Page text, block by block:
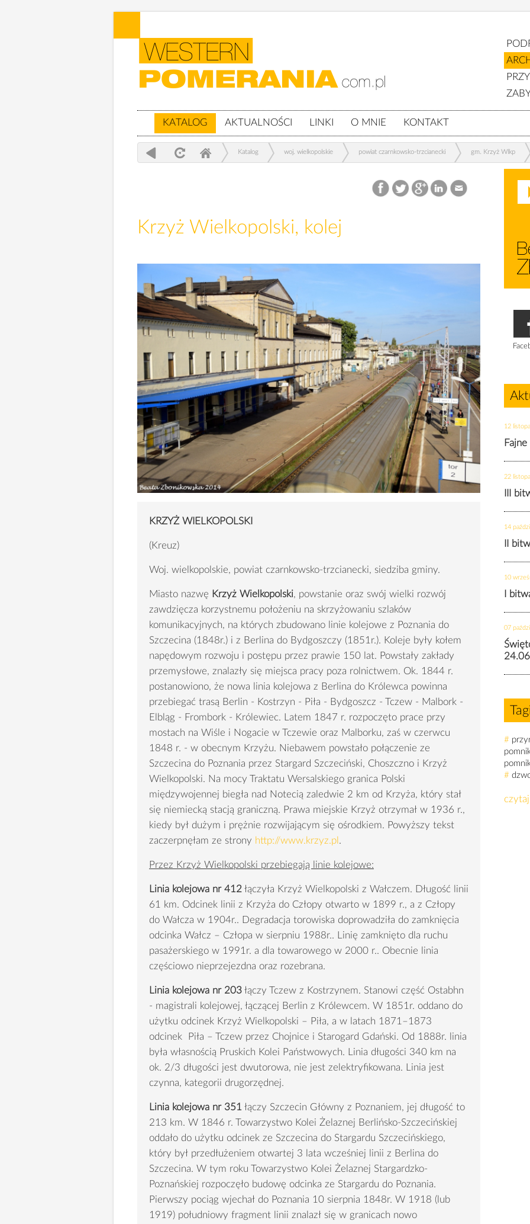
KATALOG AKTUALNOŚCI LINKI O MNIE KONTAKT
Katalog woj. wielkopolskie powiat czarnkowsko-trzcianecki gm. Krzyż Wlkp
Krzyż Wielkopolski, kolej
KRZYŻ WIELKOPOLSKI
(Kreuz)
Woj. wielkopolskie, powiat czarnkowsko-trzcianecki, siedziba gminy.
Miasto nazwę Krzyż Wielkopolski, powstanie oraz swój wielki rozwój
zawdzięcza korzystnemu położeniu na skrzyżowaniu szlaków
komunikacyjnych, na których zbudowano linie kolejowe z Poznania do
Szczecina (1848r.) i z Berlina do Bydgoszczy (1851r.). Koleje były kołem
napędowym rozwoju i postępu przez prawie 150 lat. Powstały zakłady
przemysłowe, znalazły się miejsca pracy poza rolnictwem. Ok. 1844 r.
postanowiono, że nowa linia kolejowa z Berlina do Królewca powinna
przebiegać trasą Berlin - Kostrzyn - Piła - Bydgoszcz - Tczew - Malbork -
Elbląg - Frombork - Królewiec. Latem 1847 r. rozpoczęto prace przy
mostach na Wiśle i Nogacie w Tczewie oraz Malborku, zaś w czerwcu
1848 r. - w obecnym Krzyżu. Niebawem powstało połączenie ze
Szczecina do Poznania przez Stargard Szczeciński, Choszczno i Krzyż
Wielkopolski. Na mocy Traktatu Wersalskiego granica Polski
międzywojennej biegła nad Notecią zaledwie 2 km od Krzyża, który stał
się niemiecką stacją graniczną. Prawa miejskie Krzyż otrzymał w 1936 r.,
kiedy był dużym i prężnie rozwijającym się ośrodkiem. Powyższy tekst
zaczerpnęłam ze strony http://www.krzyz.pl .
Przez Krzyż Wielkopolski przebiegają linie kolejowe:
Linia kolejowa nr 412 łączyła Krzyż Wielkopolski z Wałczem. Długość linii
61 km. Odcinek linii z Krzyża do Człopy otwarto w 1899 r., a z Człopy
do Wałcza w 1904r.. Degradacja torowiska doprowadziła do zamknięcia
odcinka Wałcz – Człopa w sierpniu 1988r.. Linię zamknięto dla ruchu
pasażerskiego w 1991r. a dla towarowego w 2000 r.. Obecnie linia
częściowo nieprzejezdna oraz rozebrana.
Linia kolejowa nr 203 łączy Tczew z Kostrzynem. Stanowi część Ostabhn
- magistrali kolejowej, łączącej Berlin z Królewcem. W 1851r. oddano do
użytku odcinek Krzyż Wielkopolski – Piła, a w latach 1871–1873
odcinek Piła – Tczew przez Chojnice i Starogard Gdański. Od 1888r. linia
była własnością Pruskich Kolei Państwowych. Linia długości 340 km na
ok. 2/3 długości jest dwutorowa, nie jest zelektryfikowana. Linia jest
czynna, kategorii drugorzędnej.
Linia kolejowa nr 351 łączy Szczecin Główny z Poznaniem, jej długość to
213 km. W 1846 r. Towarzystwo Kolei Żelaznej Berlińsko-Szczecińskiej
oddało do użytku odcinek ze Szczecina do Stargardu Szczecińskiego,
który był przedłużeniem otwartej 3 lata wcześniej linii z Berlina do
Szczecina. W tym roku Towarzystwo Kolei Żelaznej Stargardzko-
Poznańskiej rozpoczęło budowę odcinka ze Stargardu do Poznania.
Pierwszy pociąg wjechał do Poznania 10 sierpnia 1848r. W 1918 (lub
1919) południowy fragment linii znalazł się w granicach nowo
12
Fajne
22
III
14
II
10
I
07
#
#